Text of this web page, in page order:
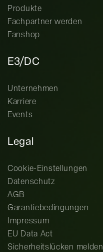
Produkte
Fachpartner werden
Fanshop
E3/DC
Unternehmen
Karriere
Events
Legal
Cookie-Einstellungen
Datenschutz
AGB
Garantiebedingungen
Impressum
EU Data Act
Sicherheitslücken melden